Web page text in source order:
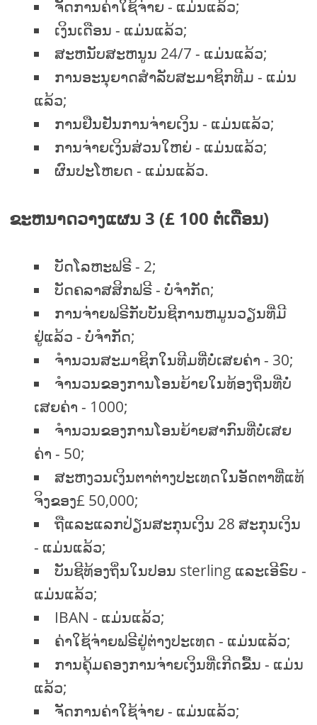
ຈັດການຄ່າໃຊ້ຈ່າຍ - ແມ່ນແລ້ວ;
ເງິນເດືອນ - ແມ່ນແລ້ວ;
ສະຫນັບສະຫນູນ 24/7 - ແມ່ນແລ້ວ;
ການອະນຸຍາດສໍາລັບສະມາຊິກທີມ - ແມ່ນ
ແລ້ວ;
ການຢືນຢັນການຈ່າຍເງິນ - ແມ່ນແລ້ວ;
ການຈ່າຍເງິນສ່ວນໃຫຍ່ - ແມ່ນແລ້ວ;
ຜົນປະໂຫຍດ - ແມ່ນແລ້ວ.
ຂະຫນາດວາງແຜນ 3 (£ 100 ຕໍ່ເດືອນ)
ບັດໂລຫະຟຣີ - 2;
ບັດຄລາສສິກຟຣີ - ບໍ່ຈໍາກັດ;
ການຈ່າຍຟຣີກັບບັນຊີການຫມູນວຽນທີ່ມີ
ຢູ່ແລ້ວ - ບໍ່ຈໍາກັດ;
ຈໍານວນສະມາຊິກໃນທີມທີ່ບໍ່ເສຍຄ່າ - 30;
ຈໍານວນຂອງການໂອນຍ້າຍໃນທ້ອງຖິ່ນທີ່ບໍ່
ເສຍຄ່າ - 1000;
ຈໍານວນຂອງການໂອນຍ້າຍສາກົນທີ່ບໍ່ເສຍ
ຄ່າ - 50;
ສະຫງວນເງິນຕາຕ່າງປະເທດໃນອັດຕາທີ່ແທ້
ຈິງຂອງ£ 50,000;
ຖືແລະແລກປ່ຽນສະກຸນເງິນ 28 ສະກຸນເງິນ
- ແມ່ນແລ້ວ;
ບັນຊີທ້ອງຖິ່ນໃນປອນ sterling ແລະເອີຣົບ -
ແມ່ນແລ້ວ;
IBAN - ແມ່ນແລ້ວ;
ຄ່າໃຊ້ຈ່າຍຟຣີຢູ່ຕ່າງປະເທດ - ແມ່ນແລ້ວ;
ການຄຸ້ມຄອງການຈ່າຍເງິນທີ່ເກີດຂື້ນ - ແມ່ນ
ແລ້ວ;
ຈັດການຄ່າໃຊ້ຈ່າຍ - ແມ່ນແລ້ວ;